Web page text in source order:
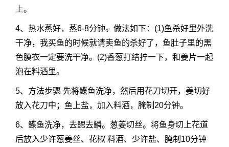
上。
4、热水蒸好，蒸6-8分钟。做法如下：(1)鱼杀好里外洗
干净，我买鱼的时候就请卖鱼的杀好了，鱼肚子里的黑
色膜衣一定要洗干净。(2)香葱打结拧一下，和姜片一起
泡在料酒里。
5、方法步骤 先将鲽鱼洗净，然后用花刀切开，姜切好
放入花刀中；鱼上盐，加入料酒，腌制20分钟。
6、鲽鱼洗净，去鳃去鳞。葱姜切丝。将鱼身切上花道
后放入少许葱姜丝、花椒 料酒、少许盐、腌制10分钟